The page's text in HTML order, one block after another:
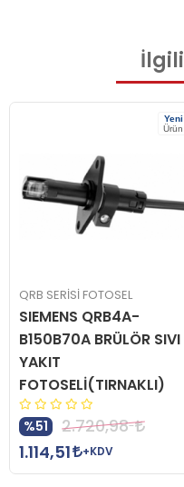
İlgili
Yeni
Ürün
QRB SERİSİ FOTOSEL
SIEMENS QRB4A-
B150B70A BRÜLÖR SIVI
YAKIT
FOTOSELİ(TIRNAKLI)
%51
2.720,98
1.114,51
+KDV